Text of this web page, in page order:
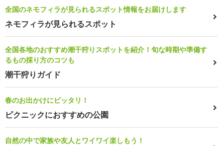
全国のネモフィラが見られるスポット情報をお届けします
ネモフィラが見られるスポット
全国各地のおすすめ潮干狩りスポットを紹介！旬な時期や準備す
るもの採り方のコツも
潮干狩りガイド
春のお出かけにピッタリ！
ピクニックにおすすめの公園
自然の中で家族や友人とワイワイ楽しもう！